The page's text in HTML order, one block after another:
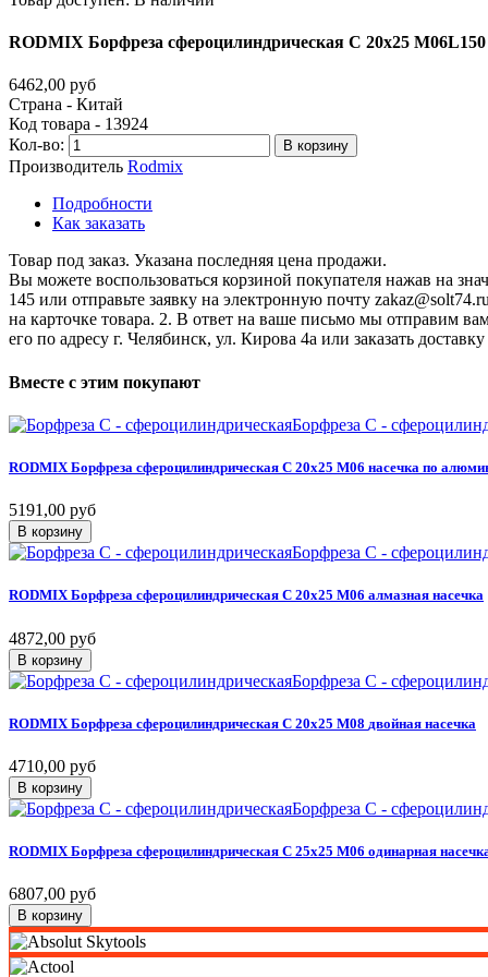
RODMIX Борфреза сфероцилиндрическая C 20х25 M06L150
6462,00 руб
Страна - Китай
Код товара - 13924
Кол-во:
В корзину
Производитель Rodmix
Подробности
Как заказать
Товар под заказ. Указана последняя цена продажи.
Вы можете воспользоваться корзиной покупателя нажав на
145 или отправьте заявку на электронную почту
на карточке товара. 2. В ответ на ваше письмо мы отправим
его по адресу г. Челябинск, ул. Кирова 4а или заказать
Вместе с этим покупают
Борфреза C -
RODMIX Борфреза сфероцилиндрическая C 20х25 M06 насечка по
5191,00 руб
В корзину
Борфреза C -
RODMIX Борфреза сфероцилиндрическая C 20х25 M06 алмазная насечка
4872,00 руб
В корзину
Борфреза C -
RODMIX Борфреза сфероцилиндрическая C 20х25 M08 двойная насечка
4710,00 руб
В корзину
Борфреза C -
RODMIX Борфреза сфероцилиндрическая C 25х25 M06 одинарная
6807,00 руб
В корзину